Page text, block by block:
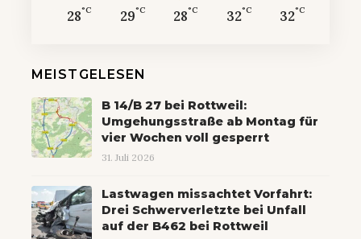
28°C 29°C 28°C 32°C 32°C
MEISTGELESEN
B 14/B 27 bei Rottweil:
Umgehungsstraße ab Montag für
vier Wochen voll gesperrt
31. Juli 2026
Lastwagen missachtet Vorfahrt:
Drei Schwerverletzte bei Unfall
auf der B462 bei Rottweil